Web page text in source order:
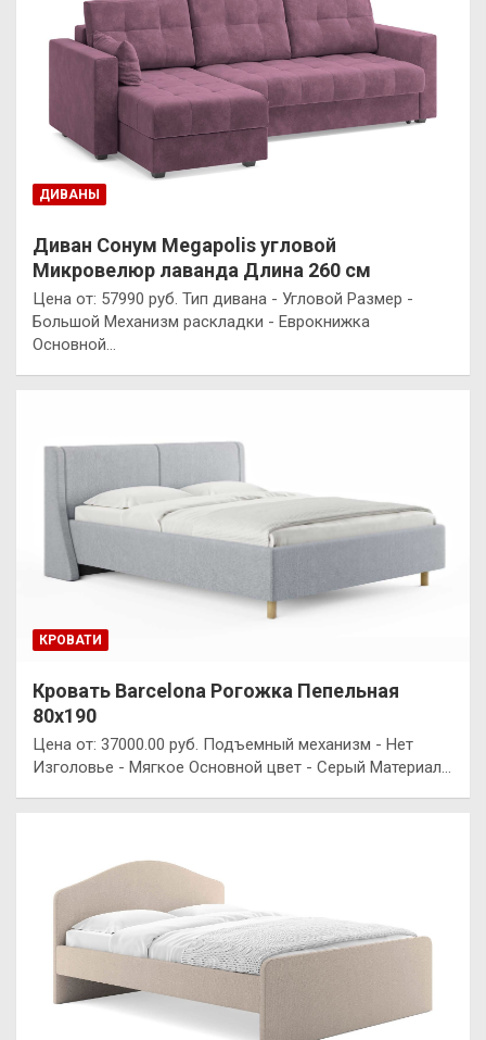
ДИВАНЫ
Диван Сонум Megapolis угловой
Микровелюр лаванда Длина 260 см
Цена от: 57990 руб. Тип дивана - Угловой Размер -
Большой Механизм раскладки - Еврокнижка
Основной…
КРОВАТИ
Кровать Barcelona Рогожка Пепельная
80х190
Цена от: 37000.00 руб. Подъемный механизм - Нет
Изголовье - Мягкое Основной цвет - Серый Материал…